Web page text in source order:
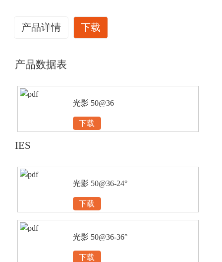
产品详情 下载
产品数据表
光影 50@36
下载
IES
光影 50@36-24°
下载
光影 50@36-36°
下载